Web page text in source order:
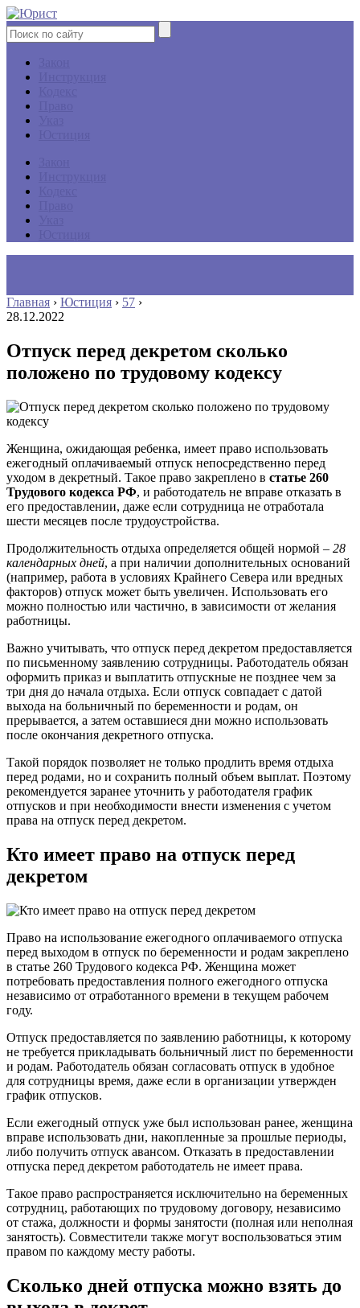
Главная › Юстиция › 57 ›
28.12.2022
Отпуск перед декретом сколько
положено по трудовому кодексу
Женщина, ожидающая ребенка, имеет право использовать
ежегодный оплачиваемый отпуск непосредственно перед
уходом в декретный. Такое право закреплено в статье 260
Трудового кодекса РФ, и работодатель не вправе отказать в
его предоставлении, даже если сотрудница не отработала
шести месяцев после трудоустройства.
Продолжительность отдыха определяется общей нормой – 28
календарных дней, а при наличии дополнительных оснований
(например, работа в условиях Крайнего Севера или вредных
факторов) отпуск может быть увеличен. Использовать его
можно полностью или частично, в зависимости от желания
работницы.
Важно учитывать, что отпуск перед декретом предоставляется
по письменному заявлению сотрудницы. Работодатель обязан
оформить приказ и выплатить отпускные не позднее чем за
три дня до начала отдыха. Если отпуск совпадает с датой
выхода на больничный по беременности и родам, он
прерывается, а затем оставшиеся дни можно использовать
после окончания декретного отпуска.
Такой порядок позволяет не только продлить время отдыха
перед родами, но и сохранить полный объем выплат. Поэтому
рекомендуется заранее уточнить у работодателя график
отпусков и при необходимости внести изменения с учетом
права на отпуск перед декретом.
Кто имеет право на отпуск перед
декретом
Право на использование ежегодного оплачиваемого отпуска
перед выходом в отпуск по беременности и родам закреплено
в статье 260 Трудового кодекса РФ. Женщина может
потребовать предоставления полного ежегодного отпуска
независимо от отработанного времени в текущем рабочем
году.
Отпуск предоставляется по заявлению работницы, к которому
не требуется прикладывать больничный лист по беременности
и родам. Работодатель обязан согласовать отпуск в удобное
для сотрудницы время, даже если в организации утвержден
график отпусков.
Если ежегодный отпуск уже был использован ранее, женщина
вправе использовать дни, накопленные за прошлые периоды,
либо получить отпуск авансом. Отказать в предоставлении
отпуска перед декретом работодатель не имеет права.
Такое право распространяется исключительно на беременных
сотрудниц, работающих по трудовому договору, независимо
от стажа, должности и формы занятости (полная или неполная
занятость). Совместители также могут воспользоваться этим
правом по каждому месту работы.
Сколько дней отпуска можно взять до